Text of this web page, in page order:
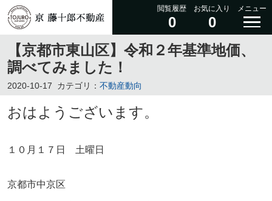
閲覧履歴
0
お気に入り
0
メニュー
【京都市東山区】令和２年基準地価、
調べてみました！
2020-10-17 カテゴリ： 不動産動向
おはようございます。
１０月１７日 土曜日
京都市中京区